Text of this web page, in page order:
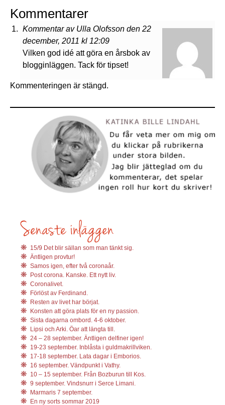
Kommentarer
Kommentar av Ulla Olofsson den 22
december, 2011 kl 12:09
Vilken god idé att göra en årsbok av
blogginläggen. Tack för tipset!
Kommenteringen är stängd.
15/9 Det blir sällan som man tänkt sig.
Äntligen provtur!
Samos igen, efter två coronaår.
Post corona. Kanske. Ett nytt liv.
Coronalivet.
Förlöst av Ferdinand.
Resten av livet har börjat.
Konsten att göra plats för en ny passion.
Sista dagarna ombord. 4-6 oktober.
Lipsi och Arki. Öar att längta till.
24 – 28 september. Äntligen delfiner igen!
19-23 september. Inblåsta i guldmakrillviken.
17-18 september. Lata dagar i Emborios.
16 september. Vändpunkt i Vathy.
10 – 15 september. Från Bozburun till Kos.
9 september. Vindsnurr i Serce Limani.
Marmaris 7 september.
En ny sorts sommar 2019